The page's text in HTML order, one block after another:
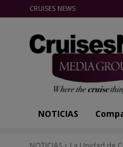
CRUISES NEWS
NOTICIAS